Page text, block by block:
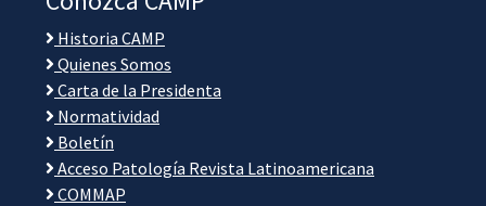
Historia CAMP
Quienes Somos
Carta de la Presidenta
Normatividad
Boletín
Acceso Patología Revista Latinoamericana
COMMAP